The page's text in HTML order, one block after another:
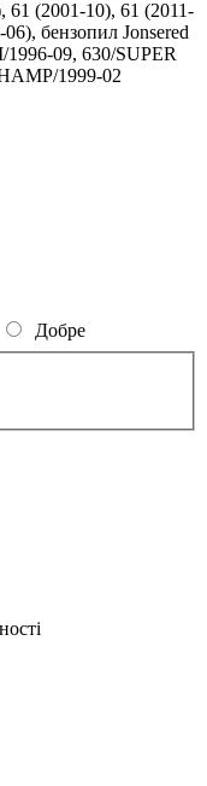
61 (2001-10), 61 (2011-
бензопил Jonsered
09, 630/SUPER
1999-02
Добре